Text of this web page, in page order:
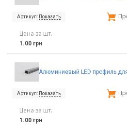
Артикул: Показать
Цена за шт.
1.00 грн
Алюминиевый LED профиль
Артикул: Показать
Цена за шт.
1.00 грн